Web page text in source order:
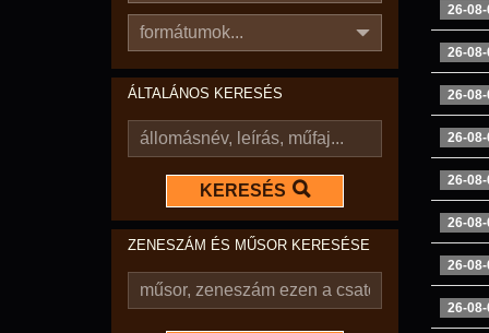
formátumok...
ÁLTALÁNOS KERESÉS
KERESÉS
ZENESZÁM ÉS MŰSOR KERESÉSE
26-
26-
26-
26-
26-
26-
26-
26-